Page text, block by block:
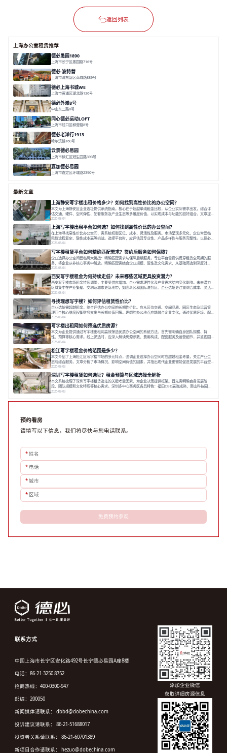
返回列表
上海办公室租赁推荐
德必愚园1890
上海市长宁区愚园路716号
德必·波特营
上海市浦东新区商城路889号
德必上海书城WE
上海市黄浦区湖北路136号
德必外滩8号
中山东二路8号
同心德必运动LOFT
上海市虹口区柳营路8号
德必老洋行1913
哈尔滨路160号
云景德必易园
上海市徐汇区冠生园路393号
嘉加德必易园
上海市嘉定区环城路2390号
最新文章
上海静安写字楼出租价格多少？如何找到高性价比的办公空间？
本文为上海静安区企业选址提供系统指南。核心在于超越单纯租金比较，从企业实际需求出发，综合评
估交通、硬件、空间弹性、配套服务及产业生态等多维度价值，以实现成本与功能的挺好组合。文章提
出打破固定工位思维，采用精装灵活空间与共享配套以提升性价比，并通过不同规模企业的实际案例加
以说明。之后指出，专业运营服务商提供的稳定环境、社群活动与产业集聚等增值服务，是很大化空间
价值、助力企业成长的关键。对于许多在
2026-08-04
上海写字楼出租平台如何选？如何找到高性价比的办公空间？
在上海寻找高性价比办公空间，需系统权衡区位、成本、灵活性及服务。市场呈现多元化，企业常面临
租赁流程复杂、隐性成本高等挑战。选择平台时，应评估其专业性、产品多样性与服务完整性。以德必
为例，其提供从空间到生态的解决方案，通过特色园区、灵活产品和丰富配套，满足不同企业需求。企
业应明确自身需求，实地考察，选择能支持长期发展、提升竞争力的办公空间。在上海寻找合适的办公
空间，对于企业行政负责人、中小企业主
2026-08-04
写字楼租赁平台如何精确匹配需求？签约后服务如何保障？
企业选择办公空间面临两大挑战：精确匹配需求与保障后续服务。专业平台需提供贯穿租赁全周期的服
务，将企业从非核心事务中解放。精确匹配需结合企业规模、属性及文化需求，从基础筛选到深度对
接；签约后则需构建覆盖硬件运维、共享配套及专业物业的全周期保障体系。德必集团通过标准化服务
与个性化运营结合，以全国布局和产业生态圈为企业提供稳定支持，体现了从信息撮合到深度服务的能
力转变。在为企业寻找办公空间的过程中，
2026-08-04
西安写字楼租金为何持续走低？未来哪些区域更具投资潜力？
西安写字楼市场租金持续调整，主要受供应增加、企业需求理性化及产业需求结构变化影响。未来潜力
区域集中在产业集聚、交利及城市更新地带，如高新区和国际港务区。企业选址更注重综合成本、灵活
性与员工体验，倾向于提供全包式服务的办公空间。专业运营方通过空间优化与社群服务，助力企业成
长，推动市场向多元化、高性价比方向发展。近年来，西安写字楼市场呈现出租金持续调整的态势，这
一现象引发了的广泛关注。作为西部重要
2026-08-04
寻找理想写字楼？如何评估租赁性价比？
企业选址需超越租金，综合评估办公空间的长期性价比。应从区位交通、空间品质、园区生态及运营管
理四个核心维度权衡财务支出与长期价值回报。理想的办公地点应能融合企业文化，通过优质环境、配
套服务及社群资源赋能业务增长，实现成本与价值的平衡。对于许多正在成长或寻求稳定发展的企业而
言，寻找一处合适的办公空间是一项至关重要的决策。这不仅关系到团队的日常工作效率与协作氛围，
更直接影响着企业的品牌形象、运营成本
2026-08-04
写字楼出租网如何筛选优质房源？
本文为企业提供通过写字楼出租网高效筛选优质办公空间的系统方法。首先需明确自身团队规模、特
性、预算等核心需求。线上筛选时，应深入解读房源参数、费用构成、配套服务及运营细节，并重视园
区产业生态与交通区位价值。同时，需考察运营方的品牌背景与持续服务能力。完成线上初选后，必须
进行线下实地验证，核对空间实景、测试设施、感受园区氛围并确认合同条款，从而做出精确决策。在
数字化时代，写字楼出租网已成为企业寻找
2026-08-04
松江写字楼租金价格范围是多少？
本文介绍了上海松江区写字楼市场的多元特点，强调企业选择办公空间时应超越租金考量，关注产业生
态与综合服务。文章分析了市场概况、影响空间价值的因素，并指出现代企业更需能促进发展的平台型
空间。之后，以德必集团为例，说明运营方如何通过构建服务生态助力企业成长，建议企业系统评估需
求与长期价值，选择匹配的发展载体。对于许多寻求在上海松江区设立或扩展办公空间的企业而言，了
解该区域的写字楼市场概况是决策的首先
2026-08-03
深圳写字楼租赁如何选址？租金预算与区域选择全解析
本文系统梳理了深圳写字楼租赁选址的关键考量因素，为企业决策提供框架。首先需明确自身发展阶
段、团队规模和文化特质等核心需求。深圳多中心商务区各具特色：福田CBD高端成熟，南山科技园创
新活力强，前海具政策优势。除传统写字楼外，创意产业园注重生态与社群，适合文创、科技类企业。
款。选址是综合性战略决策，旨在让办公
2026-08-03
预约看房
请填写以下信息，我们将尽快与您电话联系。
*姓名
* 电话
*城市
* 区域
免费预约参观
联系方式
中国上海市长宁区安化路492号长宁德必易园A座8楼
电话：86-21-3250 8752
招商热线：400-0300-947
邮编：200050
新闻媒体请联系： dbbd@dobechina.com
投诉建议请联系： 86-21-51688017
投资者关系请联系： 86-21-60701389
新项目合作请联系： hezuo@dobechina.com
添加企业微信
获取详细房源信息